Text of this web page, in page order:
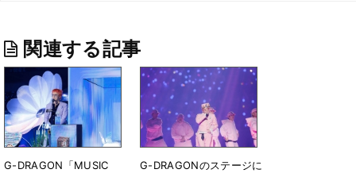
関連する記事
G-DRAGON「MUSIC
G-DRAGONのステージに